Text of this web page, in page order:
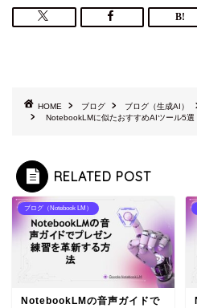
HOME ブログ ブログ（生成AI）
NotebookLMに似たおすすめAIツール5選
RELATED POST
ブログ（Notebook LM）
NotebookLMの音声ガイドで